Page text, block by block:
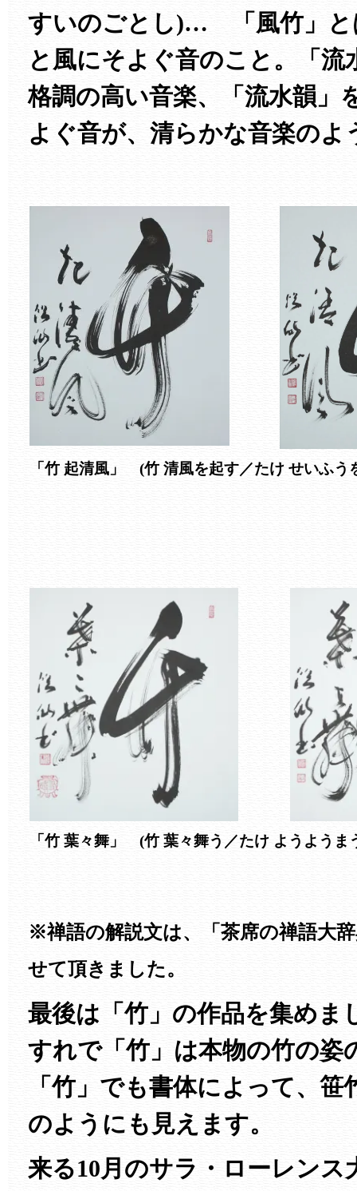
すいのごとし)… 「風竹」と
と風にそよぐ音のこと。「流
格調の高い音楽、「流水韻」
よぐ音が、清らかな音楽のよ
「竹 起清風」 (竹 清風を起す／たけ せいふう
「竹 葉々舞」 (竹 葉々舞う／たけ ようようま
※禅語の解説文は、「茶席の禅語大
せて頂きました。
最後は「竹」の作品を集めま
すれで「竹」は本物の竹の姿
「竹」でも書体によって、
のようにも見えます。
来る10月のサラ・ローレンス